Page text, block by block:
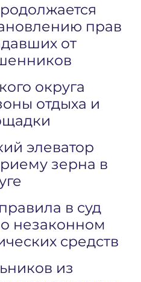
прав
от
округа
отдыха и
элеватор
зерна в
в суд
незаконном
средств
из